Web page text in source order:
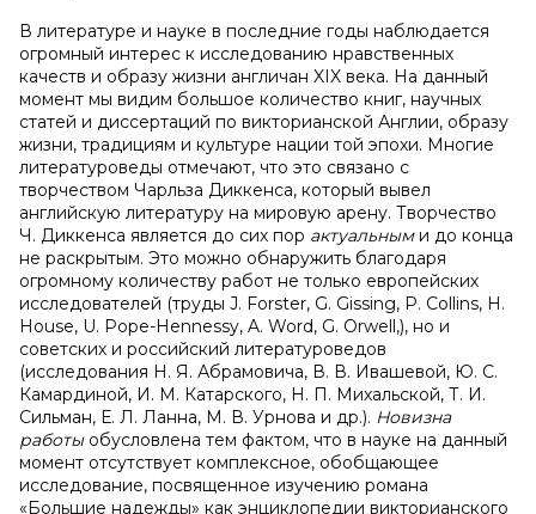
В литературе и науке в последние годы наблюдается
огромный интерес к исследованию нравственных
качеств и образу жизни англичан XIX века. На данный
момент мы видим большое количество книг, научных
статей и диссертаций по викторианской Англии, образу
жизни, традициям и культуре нации той эпохи. Многие
литературоведы отмечают, что это связано с
творчеством Чарльза Диккенса, который вывел
английскую литературу на мировую арену. Творчество
Ч. Диккенса является до сих пор актуальными до конца
не раскрытым. Это можно обнаружить благодаря
огромному количеству работ не только европейских
исследователей (труды J. Forster, G. Gissing, P. Collins, H.
House, U. Pope-Hennessy, A. Word, G. Orwell,), но и
советских и российский литературоведов
(исследования Н. Я. Абрамовича, В. В. Ивашевой, Ю. С.
Камардиной, И. М. Катарского, Н. П. Михальской, Т. И.
Сильман, Е. Л. Ланна, М. В. Урнова и др.). Новизна
работы обусловлена тем фактом, что в науке на данный
момент отсутствует комплексное, обобщающее
исследование, посвященное изучению романа
«Большие надежды» как энциклопедии викторианского